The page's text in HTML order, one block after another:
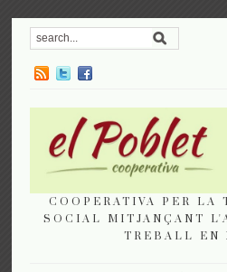
COOPERATIVA PER LA
SOCIAL MITJANÇANT
TREBALL EN